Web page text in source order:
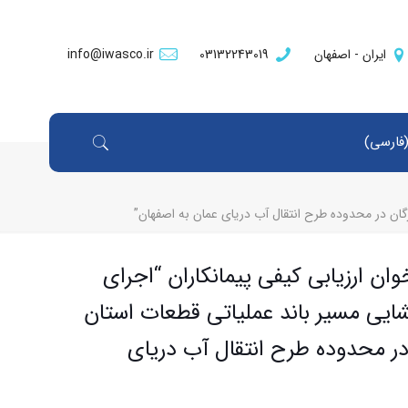
ایران - اصفهان 03132243019
info@iwasco.ir
فارسی)
فراخوان ارزیابی کیفی پیمانکاران “اجرای
بازگشایی مسیر باند عملیاتی قطعات استان
محدوده طرح انتقال آب دریای